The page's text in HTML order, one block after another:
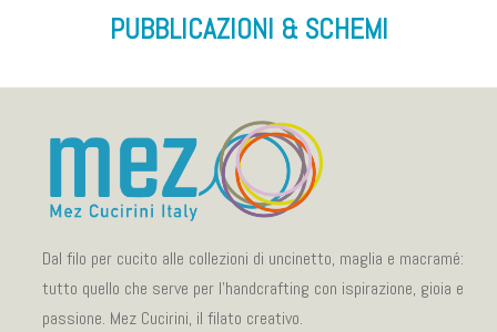
PUBBLICAZIONI & SCHEMI
Dal filo per cucito alle collezioni di uncinetto, maglia e macramé:
tutto quello che serve per l’handcrafting con ispirazione, gioia e
passione. Mez Cucirini, il filato creativo.